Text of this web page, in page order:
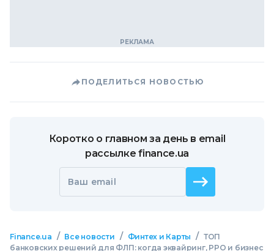
ПОДЕЛИТЬСЯ НОВОСТЬЮ
Коротко о главном за день в email
рассылке finance.ua
Ваш email
Finance.ua / Все новости / Финтех и Карты / ТОП
банковских решений для ФЛП: когда эквайринг, РРО и бизнес